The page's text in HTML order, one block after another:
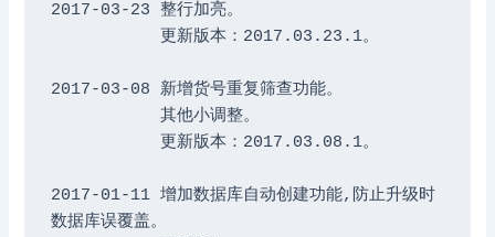
2017-03-23 整行加亮。
2017-03-08 新增货号重复筛查功能。
2017-01-11 增加数据库自动创建功能,防止升级时
数据库误覆盖。